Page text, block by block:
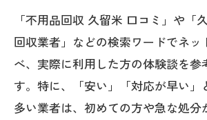
不用品回収と持ち込み処
を比較
久留米市と小郡市の持ち
を解説
口コミからわかる不用品
「不用品回収 久留米 口コミ」や「
回収業者」などの検索ワードでネッ
べ、実際に利用した方の体験談を参
す。特に、「安い」「対応が早い」
多い業者は、初めての方や急な処分